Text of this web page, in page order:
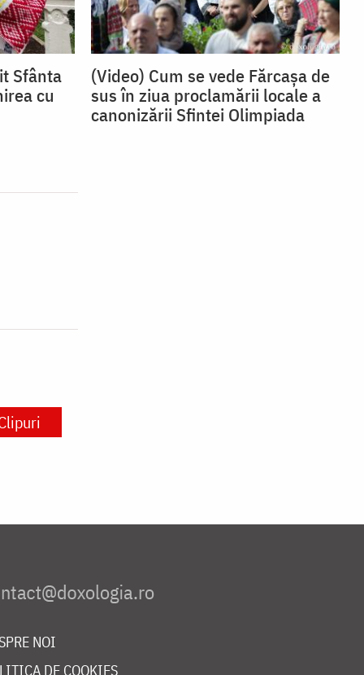
Sfânta
cu
(Video) Cum se vede Fărcașa de
sus în ziua proclamării locale a
canonizării Sfintei Olimpiada
NOI
DE COOKIES